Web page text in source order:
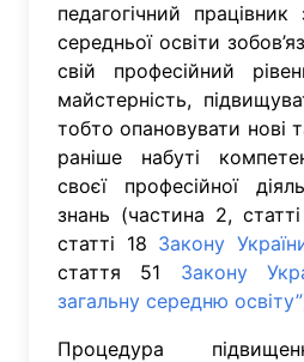
педагогічний працівник
середньої освіти
свій професійний
майстерність,
тобто опановувати нові
раніше набуті
своєї професійної
знань (частина 2,
статті 18 Закону
стаття 51 Закону
загальну середню освіту”
Процедура